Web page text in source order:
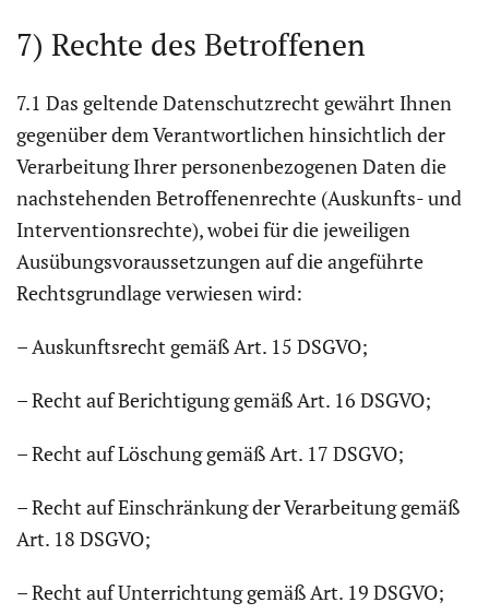
7) Rechte des Betroffenen
7.1 Das geltende Datenschutzrecht gewährt Ihnen
gegenüber dem Verantwortlichen hinsichtlich der
Verarbeitung Ihrer personenbezogenen Daten die
nachstehenden Betroffenenrechte (Auskunfts- und
Interventionsrechte), wobei für die jeweiligen
Ausübungsvoraussetzungen auf die angeführte
Rechtsgrundlage verwiesen wird:
– Auskunftsrecht gemäß Art. 15 DSGVO;
– Recht auf Berichtigung gemäß Art. 16 DSGVO;
– Recht auf Löschung gemäß Art. 17 DSGVO;
– Recht auf Einschränkung der Verarbeitung gemäß
Art. 18 DSGVO;
– Recht auf Unterrichtung gemäß Art. 19 DSGVO;